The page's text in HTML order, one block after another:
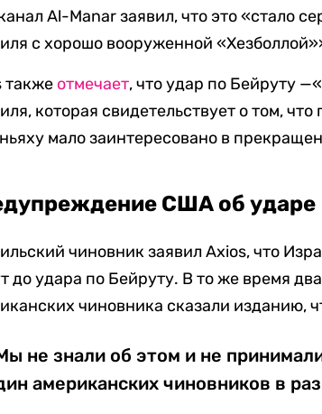
Al-Manar заявил, что это «стало
с хорошо вооруженной
также отмечает, что удар по Бейруту
которая свидетельствует о том,
мало заинтересовано в
США об ударе
чиновник заявил Axios, что
до удара по Бейруту. В то же время
чиновника сказали изданию,
не знали об этом и не
американских чиновников в